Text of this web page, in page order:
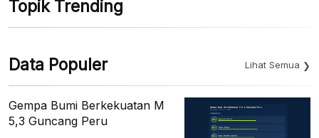
Topik Trending
Data Populer Lihat Semua
Gempa Bumi Berkekuatan M
5,3 Guncang Peru